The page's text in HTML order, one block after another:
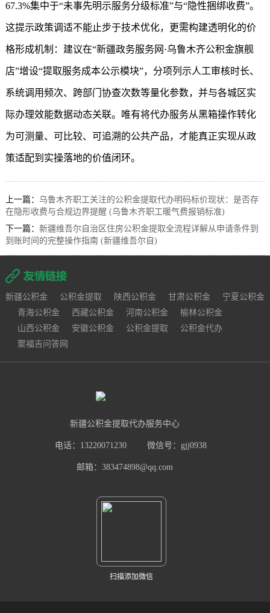
67.3%集中于“未事先明示服务分级标准”与“隐性捆绑收费”。
这提示政策调适不能止步于技术优化，更需构建透明化的价
格形成机制：建议在“新疆政务服务网·乌鲁木齐公积金旗舰
店”增设“提取服务成本公示模块”，分项列示人工审核时长、
系统调用频次、跨部门协查次数等量化参数，并与各城区实
际办理效能数据动态关联。唯有将代办服务从黑箱操作转化
为可测量、可比较、可追溯的公共产品，才能真正实现从政
策适配到实操落地的价值闭环。
上一篇： 乌鲁木齐职工关注的公积金提取代办明码标价现状：是否存
在隐形收费与合规边界提醒 (乌鲁木齐职工暖气费报销标准)
下一篇： 新疆维吾尔自治区住房公积金提取全流程详解从申请条件到
到账时间的完整操作指南 (新疆维吾尔自)
新疆公积金 公积金提取 陕西公积金 甘肃公积金
宁夏公积金
青海公积金
西藏公积金 河南公积金
榆林公积金
山西公积金
安徽公积金 公积金提取
公积金代办
聚福吉问答网
新疆公积金提取代办服务中心
电话：13220071230 微信号：gjj0938
邮箱：383474898@qq.com
扫描添加微信